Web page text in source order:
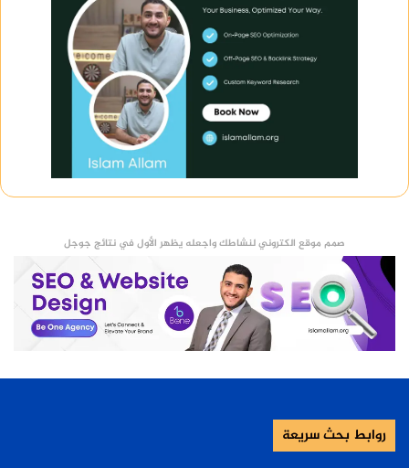
صمم موقع الكتروني لنشاطك واجعله يظهر الأول في نتائج جوجل
روابط بحث سريعة